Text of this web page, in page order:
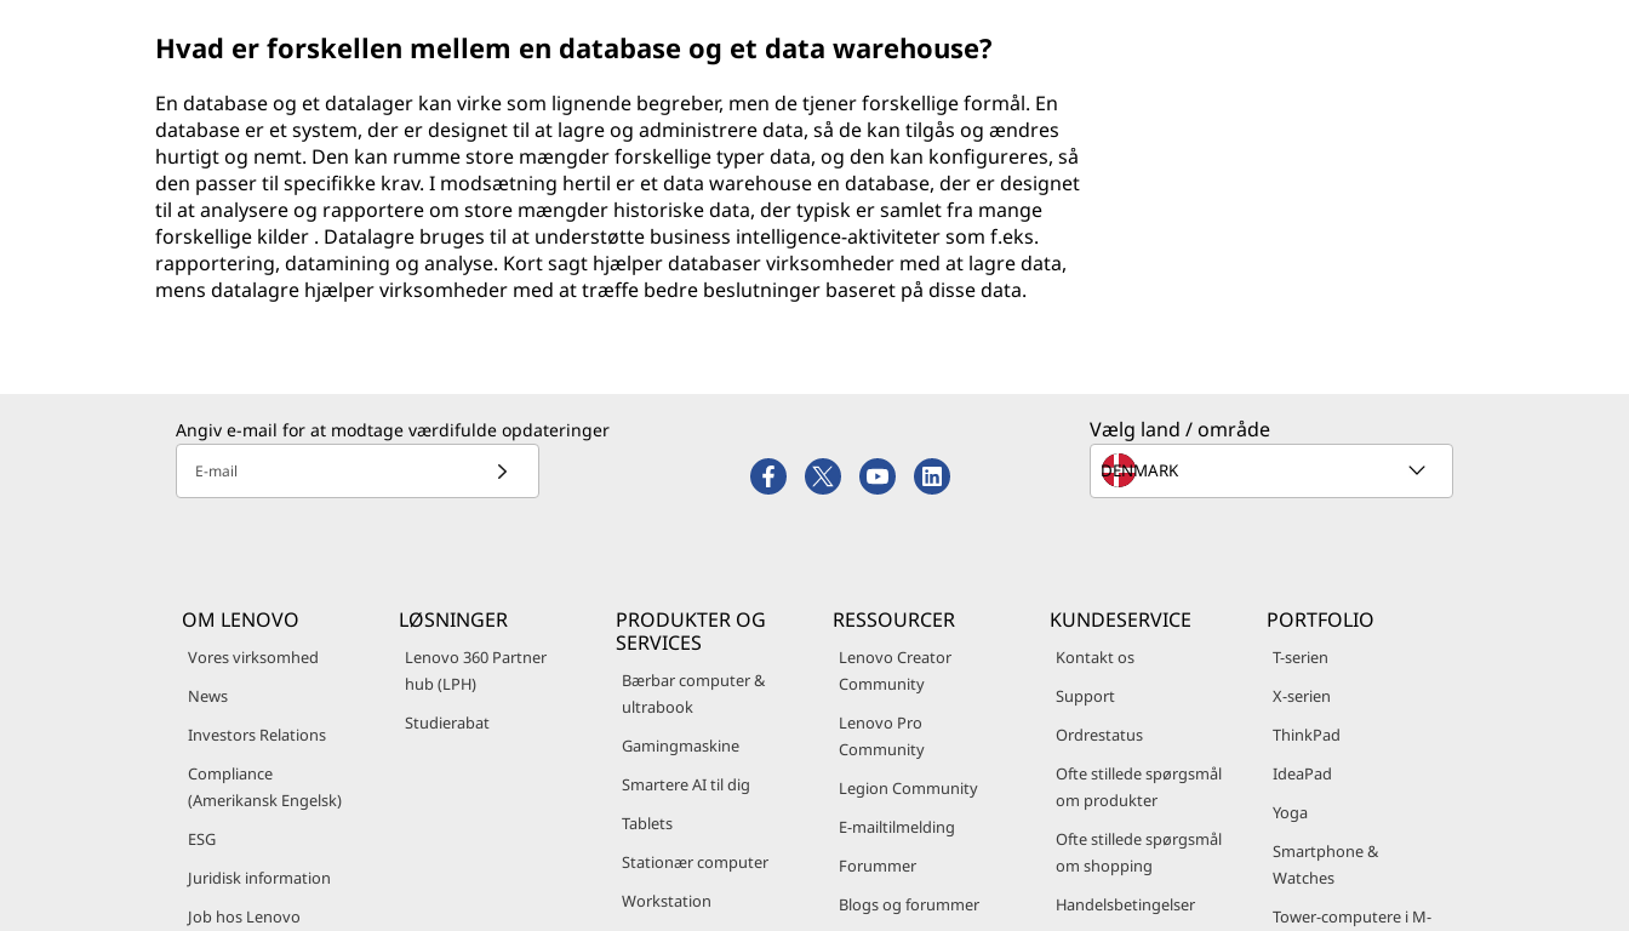
Hvad er forskellen mellem en database og et data warehouse?
En database og et datalager kan virke som lignende begreber, men de tjener forskellige formål. En
database er et system, der er designet til at lagre og administrere data, så de kan tilgås og ændres
hurtigt og nemt. Den kan rumme store mængder forskellige typer data, og den kan konfigureres, så
den passer til specifikke krav. I modsætning hertil er et data warehouse en database, der er designet
til at analysere og rapportere om store mængder historiske data, der typisk er samlet fra mange
forskellige kilder . Datalagre bruges til at understøtte business intelligence-aktiviteter som f.eks.
rapportering, datamining og analyse. Kort sagt hjælper databaser virksomheder med at lagre data,
mens datalagre hjælper virksomheder med at træffe bedre beslutninger baseret på disse data.
Angiv e-mail for at modtage værdifulde opdateringer
E-mail
Vælg land / område
OM LENOVO
Vores virksomhed
News
Investors Relations
Compliance
(Amerikansk Engelsk)
ESG
Juridisk information
Job hos Lenovo
LØSNINGER
Lenovo 360 Partner
hub (LPH)
Studierabat
PRODUKTER OG
SERVICES
Bærbar computer &
ultrabook
Gamingmaskine
Smartere AI til dig
Tablets
Stationær computer
Workstation
RESSOURCER
Lenovo Creator
Community
Lenovo Pro
Community
Legion Community
E-mailtilmelding
Forummer
Blogs og forummer
KUNDESERVICE
Kontakt os
Support
Ordrestatus
Ofte stillede spørgsmål
om produkter
Ofte stillede spørgsmål
om shopping
Handelsbetingelser
PORTFOLIO
T-serien
X-serien
ThinkPad
IdeaPad
Yoga
Smartphone &
Watches
Tower-computere i M-